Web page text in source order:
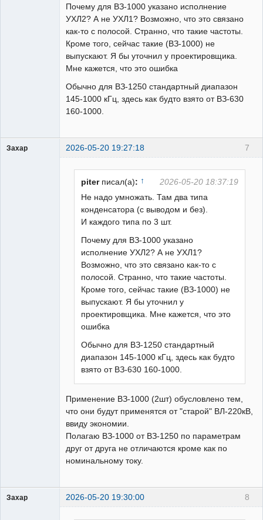
Почему для ВЗ-1000 указано исполнение
УХЛ2? А не УХЛ1? Возможно, что это связано
как-то с полосой. Странно, что такие частоты.
Кроме того, сейчас такие (ВЗ-1000) не
выпускают. Я бы уточнил у проектировщика.
Мне кажется, что это ошибка
Обычно для ВЗ-1250 стандартный диапазон
145-1000 кГц, здесь как будто взято от ВЗ-630
160-1000.
7
Захар 2026-05-20 19:27:18
piter писал(а): ↑
2026-05-20 18:37:19
Не надо умножать. Там два типа
конденсатора (с выводом и без).
И каждого типа по 3 шт.
Почему для ВЗ-1000 указано
исполнение УХЛ2? А не УХЛ1?
Возможно, что это связано как-то с
полосой. Странно, что такие частоты.
Кроме того, сейчас такие (ВЗ-1000) не
выпускают. Я бы уточнил у
проектировщика. Мне кажется, что это
ошибка
Обычно для ВЗ-1250 стандартный
диапазон 145-1000 кГц, здесь как будто
взято от ВЗ-630 160-1000.
Применение ВЗ-1000 (2шт) обусловлено тем,
что они будут применятся от "старой" ВЛ-220кВ,
ввиду экономии.
Полагаю ВЗ-1000 от ВЗ-1250 по параметрам
друг от друга не отличаются кроме как по
номинальному току.
8
Захар 2026-05-20 19:30:00